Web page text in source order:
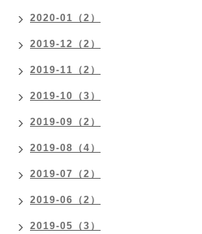
2020-01（2）
2019-12（2）
2019-11（2）
2019-10（3）
2019-09（2）
2019-08（4）
2019-07（2）
2019-06（2）
2019-05（3）